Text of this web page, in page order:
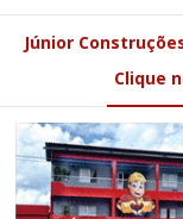
Júnior
Clique